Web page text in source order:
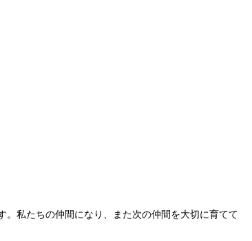
私たちの仲間になり、また次の仲間を大切に育てて